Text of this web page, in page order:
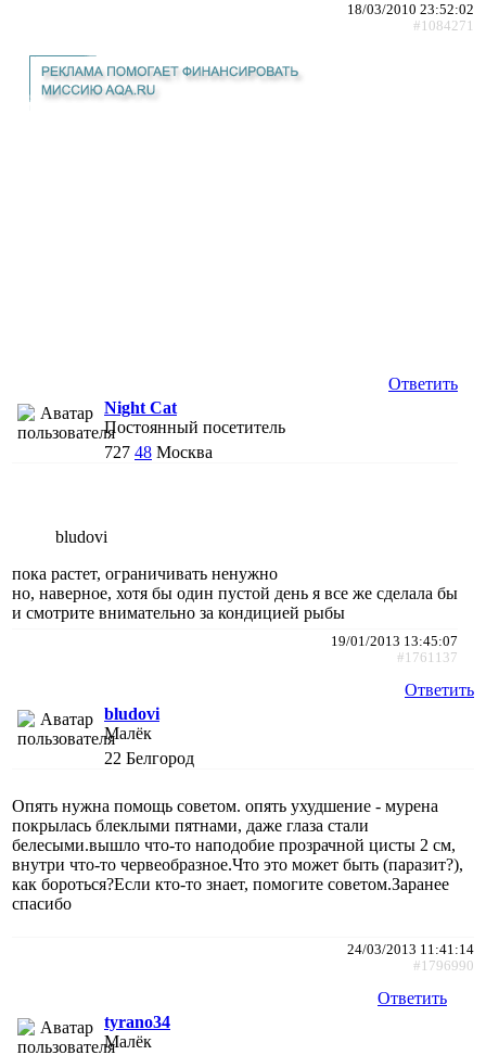
18/03/2010 23:52:02
#1084271
Ответить
Night Cat
Постоянный посетитель
727 48 Москва
bludovi
пока растет, ограничивать ненужно
но, наверное, хотя бы один пустой день я все же сделала бы
и смотрите внимательно за кондицией рыбы
19/01/2013 13:45:07
#1761137
Ответить
bludovi
Малёк
22 Белгород
Опять нужна помощь советом. опять ухудшение - мурена
покрылась блеклыми пятнами, даже глаза стали
белесыми.вышло что-то наподобие прозрачной цисты 2 см,
внутри что-то червеобразное.Что это может быть (паразит?),
как бороться?Если кто-то знает, помогите советом.Заранее
спасибо
24/03/2013 11:41:14
#1796990
Ответить
tyrano34
Малёк